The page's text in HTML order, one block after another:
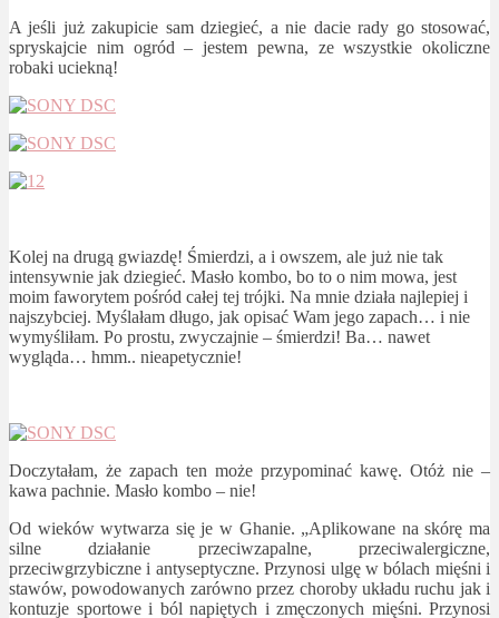
A jeśli już zakupicie sam dziegieć, a nie dacie rady go stosować,
spryskajcie nim ogród – jestem pewna, ze wszystkie okoliczne
robaki uciekną!
Kolej na drugą gwiazdę! Śmierdzi, a i owszem, ale już nie tak
intensywnie jak dziegieć. Masło kombo, bo to o nim mowa, jest
moim faworytem pośród całej tej trójki. Na mnie działa najlepiej i
najszybciej. Myślałam długo, jak opisać Wam jego zapach… i nie
wymyśliłam. Po prostu, zwyczajnie – śmierdzi! Ba… nawet
wygląda… hmm.. nieapetycznie!
Doczytałam, że zapach ten może przypominać kawę. Otóż nie –
kawa pachnie. Masło kombo – nie!
Od wieków wytwarza się je w Ghanie. „Aplikowane na skórę ma
silne działanie przeciwzapalne, przeciwalergiczne,
przeciwgrzybiczne i antyseptyczne. Przynosi ulgę w bólach mięśni i
stawów, powodowanych zarówno przez choroby układu ruchu jak i
kontuzje sportowe i ból napiętych i zmęczonych mięśni. Przynosi